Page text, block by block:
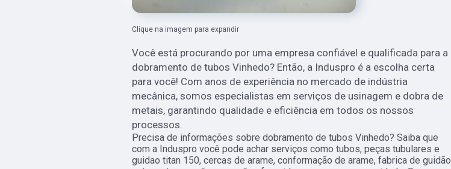
Clique na imagem para expandir
Você está procurando por uma empresa confiável e qualificada para a
dobramento de tubos Vinhedo? Então, a Induspro é a escolha certa
para você! Com anos de experiência no mercado de indústria
mecânica, somos especialistas em serviços de usinagem e dobra de
metais, garantindo qualidade e eficiência em todos os nossos
processos.
Precisa de informações sobre dobramento de tubos Vinhedo? Saiba que
com a Induspro você pode achar serviços como tubos, peças tubulares e
guidao titan 150, cercas de arame, conformação de arame, fabrica de guidão